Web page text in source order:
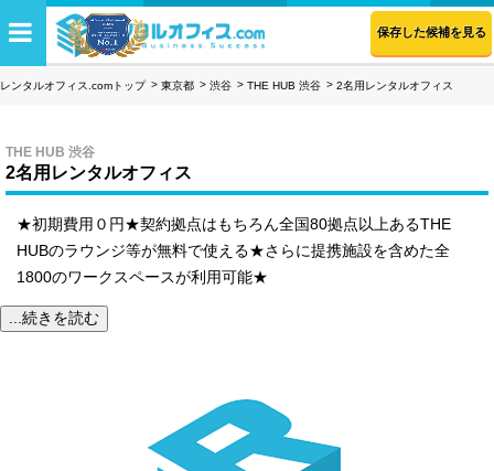
保存した候補を見る
レンタルオフィス.comトップ 東京都 渋谷 THE HUB 渋谷 2名用レンタルオフィス
THE HUB 渋谷
2名用レンタルオフィス
★初期費用０円★契約拠点はもちろん全国80拠点以上あるTHE
HUBのラウンジ等が無料で使える★さらに提携施設を含めた全
1800のワークスペースが利用可能★
...続きを読む